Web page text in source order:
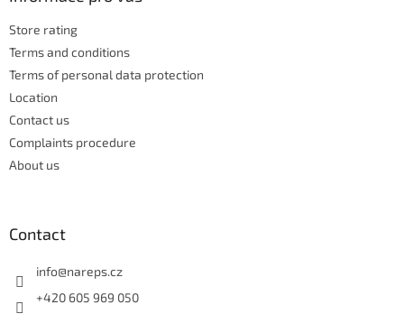
t
Store rating
Terms and conditions
Terms of personal data protection
Location
Contact us
Complaints procedure
About us
Contact
info@nareps.cz
+420 605 969 050